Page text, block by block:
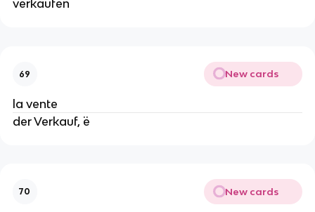
verkaufen
69 New cards
la vente
der Verkauf, ¨e
70 New cards